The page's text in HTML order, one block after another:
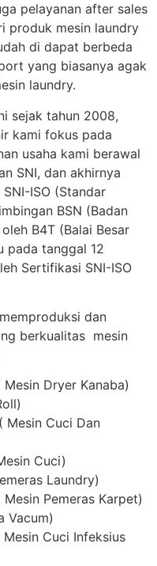
pelayanan after sales
produk mesin laundry
di dapat berbeda
yang biasanya agak
laundry.
sejak tahun 2008,
kami fokus pada
usaha kami berawal
SNI, dan akhirnya
ISO (Standar
BSN (Badan
B4T (Balai Besar
pada tanggal 12
Sertifikasi SNI-ISO
dan
berkualitas mesin
Dryer Kanaba)
Mesin Cuci Dan
Cuci)
Laundry)
Pemeras Karpet)
Vacum)
Cuci Infeksius